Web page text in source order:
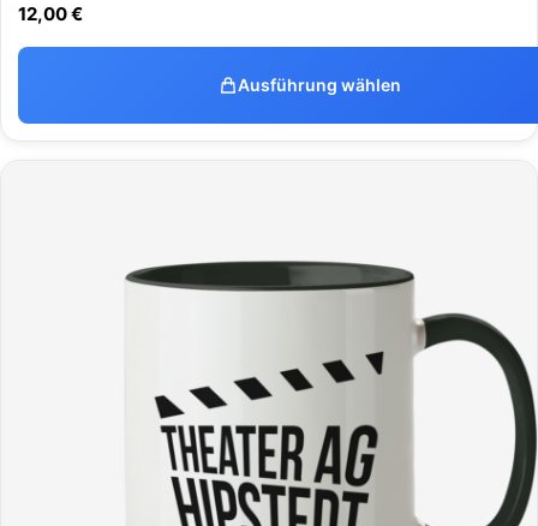
12,00€
Ausführung wählen